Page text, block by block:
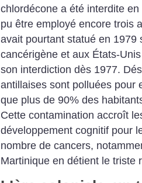
chlordécone a été interdite
pu être employé encore trois
avait pourtant statué en 1979
cancérigène et aux États-
son interdiction dès 1977.
antillaises sont polluées pour
que plus de 90% des
Cette contamination accroît
développement cognitif pour
nombre de cancers,
Martinique en détient le triste